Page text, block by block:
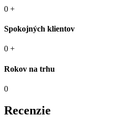
0 +
Spokojných klientov
0 +
Rokov na trhu
0
Recenzie